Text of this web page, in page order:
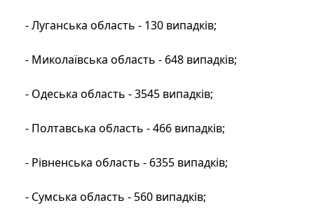
- Луганська область - 130 випадків;
- Миколаївська область - 648 випадків;
- Одеська область - 3545 випадків;
- Полтавська область - 466 випадків;
- Рівненська область - 6355 випадків;
- Сумська область - 560 випадків;